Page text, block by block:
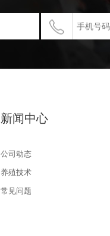
新闻中心
公司动态
养殖技术
常见问题